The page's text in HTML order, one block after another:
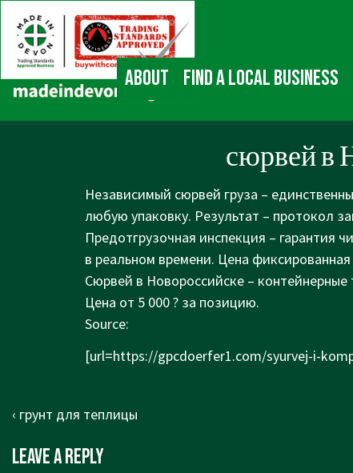
Skip
Main
Content
Main
Navigation
About Find a local business
сюрвей в
Независимый сюрвей груза –
любую упаковку. Результат – протокол
Предотгрузочная инспекция – гарантия
в реальном времени. Цена фиксированная
Сюрвей в Новороссийске –
Цена от 5 000 ? за позицию.
Source:
[url=https://gpcdoerfer1.com/syurvej-i-
Post
Previous
is
‹ грунт для теплицы
Leave a Reply